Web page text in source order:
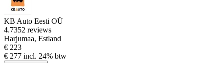
KB Auto Eesti OÜ
4.7352 reviews
Harjumaa, Estland
€ 223
€ 277 incl. 24% btw